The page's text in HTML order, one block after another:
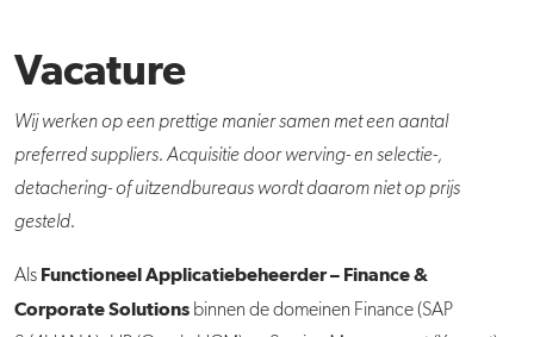
Vacature
Wij werken op een prettige manier samen met een aantal
preferred suppliers. Acquisitie door werving- en selectie-,
detachering- of uitzendbureaus wordt daarom niet op prijs
gesteld.
Als Functioneel Applicatiebeheerder – Finance &
Corporate Solutions binnen de domeinen Finance (SAP